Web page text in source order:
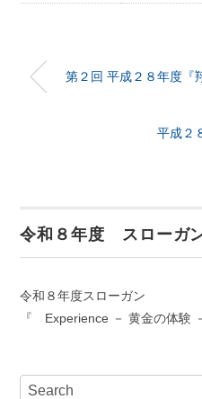
第２回 平成２８年度『
平成２
令和８年度 スローガ
令和８年度スローガン
『 Experience － 黄金の体験